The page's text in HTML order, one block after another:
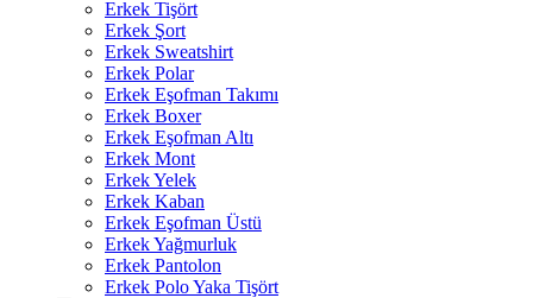
Erkek Tişört
Erkek Şort
Erkek Sweatshirt
Erkek Polar
Erkek Eşofman Takımı
Erkek Boxer
Erkek Eşofman Altı
Erkek Mont
Erkek Yelek
Erkek Kaban
Erkek Eşofman Üstü
Erkek Yağmurluk
Erkek Pantolon
Erkek Polo Yaka Tişört